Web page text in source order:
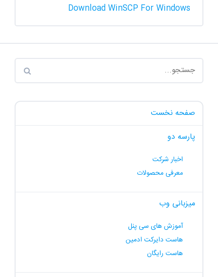
Download WinSCP For Windows
صفحه نخست
پارسه دو
اخبار شرکت
معرفی محصولات
میزبانی وب
آموزش های سی پنل
هاست دایرکت ادمین
هاست رایگان